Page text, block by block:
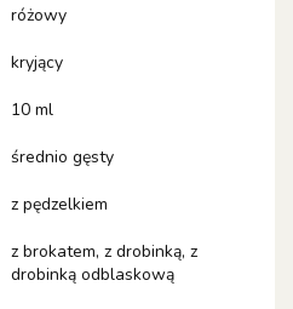
różowy
kryjący
10 ml
średnio gęsty
z pędzelkiem
z brokatem, z drobinką, z
drobinką odblaskową